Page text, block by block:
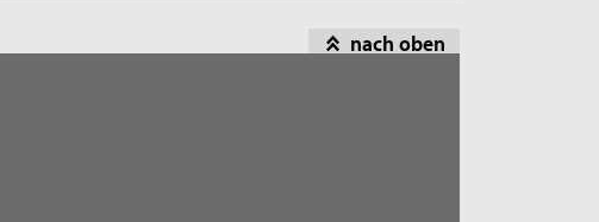
nach oben